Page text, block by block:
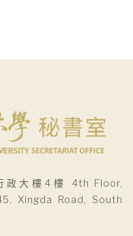
政大樓4樓 4th Floor,
Xingda Road, South